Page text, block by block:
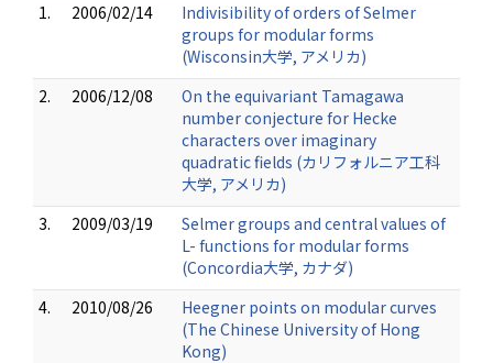
1.
2006/02/14
Indivisibility of orders of Selmer
groups for modular forms
(Wisconsin大学, アメリカ)
2.
2006/12/08
On the equivariant Tamagawa
number conjecture for Hecke
characters over imaginary
quadratic fields (カリフォルニア工科
大学, アメリカ)
3.
2009/03/19
Selmer groups and central values of
L- functions for modular forms
(Concordia大学, カナダ)
4.
2010/08/26
Heegner points on modular curves
(The Chinese University of Hong
Kong)